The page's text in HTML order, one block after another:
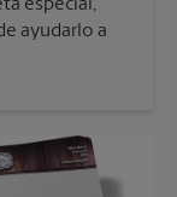
especial,
ayudarlo a